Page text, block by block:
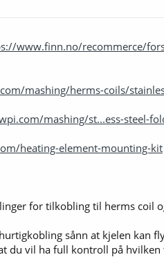
www.finn.no/recommerce/
mashing/herms-coils/
mashing/st...ess-steel-
heating-element-mounting-kit
for tilkobling til herms coil
sånn at kjelen kan
du vil ha full kontroll på